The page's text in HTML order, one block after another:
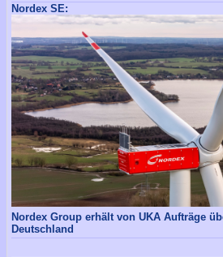
Nordex SE:
Nordex Group erhält von UKA Aufträge
Deutschland